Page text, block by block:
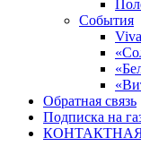
События
Обратная связь
Подписка на